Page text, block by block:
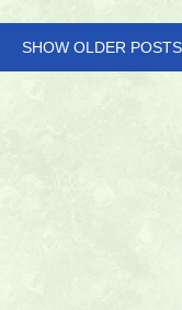
SHOW OLDER POSTS